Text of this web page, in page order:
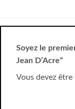
Soyez le
Jean D’Acre”
Vous devez être